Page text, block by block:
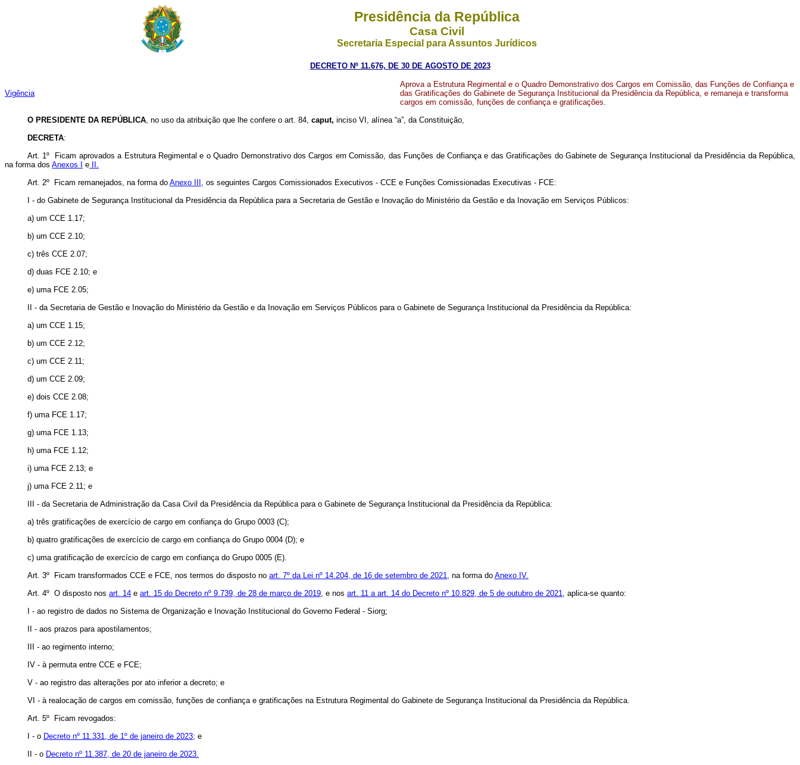
Presidência da República
Casa Civil
Secretaria Especial para Assuntos Jurídicos
DECRETO Nº 11.676, DE 30 DE AGOSTO DE 2023
Vigência
Aprova a Estrutura Regimental e o Quadro Demonstrativo dos Cargos em Comissão, das Funções de Confiança e
das Gratificações do Gabinete de Segurança Institucional da Presidência da República, e remaneja e transforma
cargos em comissão, funções de confiança e gratificações.
O PRESIDENTE DA REPÚBLICA, no uso da atribuição que lhe confere o art. 84, caput, inciso VI, alínea “a”, da Constituição,
DECRETA:
Art. 1º Ficam aprovados a Estrutura Regimental e o Quadro Demonstrativo dos Cargos em Comissão, das Funções de Confiança e das Gratificações do Gabinete de Segurança Institucional da Presidência da República,
na forma dos Anexos I e II.
Art. 2º Ficam remanejados, na forma do Anexo III, os seguintes Cargos Comissionados Executivos - CCE e Funções Comissionadas Executivas - FCE:
I - do Gabinete de Segurança Institucional da Presidência da República para a Secretaria de Gestão e Inovação do Ministério da Gestão e da Inovação em Serviços Públicos:
a) um CCE 1.17;
b) um CCE 2.10;
c) três CCE 2.07;
d) duas FCE 2.10; e
e) uma FCE 2.05;
II - da Secretaria de Gestão e Inovação do Ministério da Gestão e da Inovação em Serviços Públicos para o Gabinete de Segurança Institucional da Presidência da República:
a) um CCE 1.15;
b) um CCE 2.12;
c) um CCE 2.11;
d) um CCE 2.09;
e) dois CCE 2.08;
f) uma FCE 1.17;
g) uma FCE 1.13;
h) uma FCE 1.12;
i) uma FCE 2.13; e
j) uma FCE 2.11; e
III - da Secretaria de Administração da Casa Civil da Presidência da República para o Gabinete de Segurança Institucional da Presidência da República:
a) três gratificações de exercício de cargo em confiança do Grupo 0003 (C);
b) quatro gratificações de exercício de cargo em confiança do Grupo 0004 (D); e
c) uma gratificação de exercício de cargo em confiança do Grupo 0005 (E).
Art. 3º Ficam transformados CCE e FCE, nos termos do disposto no art. 7º da Lei nº 14.204, de 16 de setembro de 2021, na forma do Anexo IV.
Art. 4º O disposto nos art. 14 e art. 15 do Decreto nº 9.739, de 28 de março de 2019, e nos art. 11 a art. 14 do Decreto nº 10.829, de 5 de outubro de 2021, aplica-se quanto:
I - ao registro de dados no Sistema de Organização e Inovação Institucional do Governo Federal - Siorg;
II - aos prazos para apostilamentos;
III - ao regimento interno;
IV - à permuta entre CCE e FCE;
V - ao registro das alterações por ato inferior a decreto; e
VI - à realocação de cargos em comissão, funções de confiança e gratificações na Estrutura Regimental do Gabinete de Segurança Institucional da Presidência da República.
Art. 5º Ficam revogados:
I - o Decreto nº 11.331, de 1º de janeiro de 2023; e
II - o Decreto nº 11.387, de 20 de janeiro de 2023.